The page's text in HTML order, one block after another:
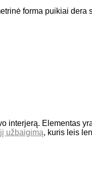
forma puikiai dera
interjerą. Elementas
užbaigimą, kuris leis